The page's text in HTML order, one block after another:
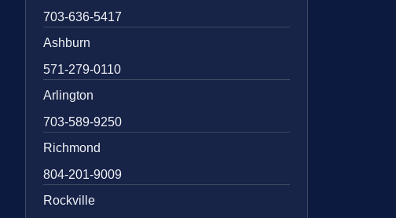
703-636-5417
Ashburn
571-279-0110
Arlington
703-589-9250
Richmond
804-201-9009
Rockville